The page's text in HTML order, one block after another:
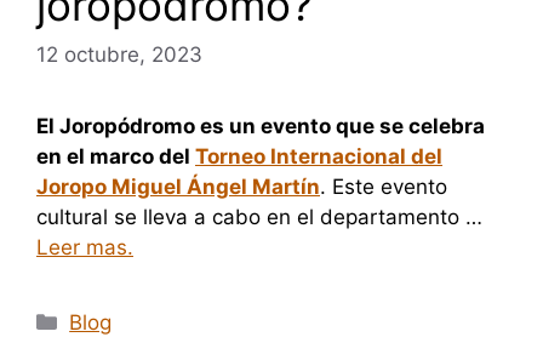
12 octubre, 2023
El Joropódromo es un evento que se celebra
en el marco del Torneo Internacional del
Joropo Miguel Ángel Martín. Este evento
cultural se lleva a cabo en el departamento …
Leer mas.
Categorías
Blog